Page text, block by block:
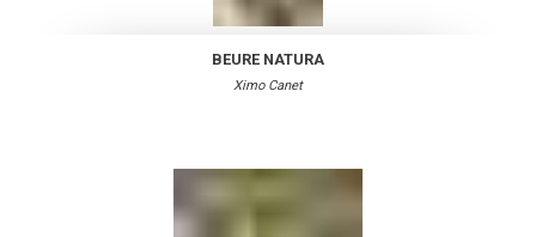
BEURE NATURA
Ximo Canet